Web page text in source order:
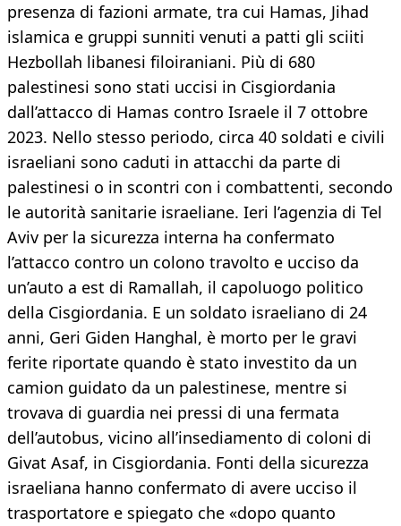
presenza di fazioni armate, tra cui Hamas, Jihad
islamica e gruppi sunniti venuti a patti gli sciiti
Hezbollah libanesi filoiraniani. Più di 680
palestinesi sono stati uccisi in Cisgiordania
dall’attacco di Hamas contro Israele il 7 ottobre
2023. Nello stesso periodo, circa 40 soldati e civili
israeliani sono caduti in attacchi da parte di
palestinesi o in scontri con i combattenti, secondo
le autorità sanitarie israeliane. Ieri l’agenzia di Tel
Aviv per la sicurezza interna ha confermato
l’attacco contro un colono travolto e ucciso da
un’auto a est di Ramallah, il capoluogo politico
della Cisgiordania. E un soldato israeliano di 24
anni, Geri Giden Hanghal, è morto per le gravi
ferite riportate quando è stato investito da un
camion guidato da un palestinese, mentre si
trovava di guardia nei pressi di una fermata
dell’autobus, vicino all’insediamento di coloni di
Givat Asaf, in Cisgiordania. Fonti della sicurezza
israeliana hanno confermato di avere ucciso il
trasportatore e spiegato che «dopo quanto